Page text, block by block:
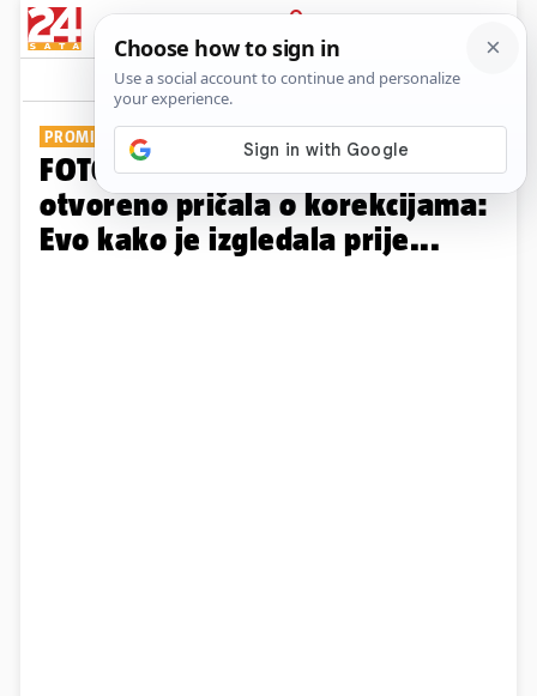
PRIJAVA
Galerija Komentari
PROMIJENILA IMIDŽ
FOTO Silvija iz 'Braka na prvu'
otvoreno pričala o korekcijama:
Evo kako je izgledala prije...